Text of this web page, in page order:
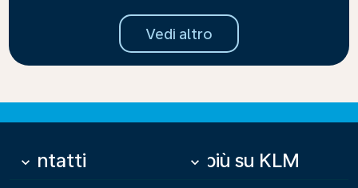
Vedi altro
Contatti
keyboard_arrow_down Di più su KLM
keyboard_arrow_down